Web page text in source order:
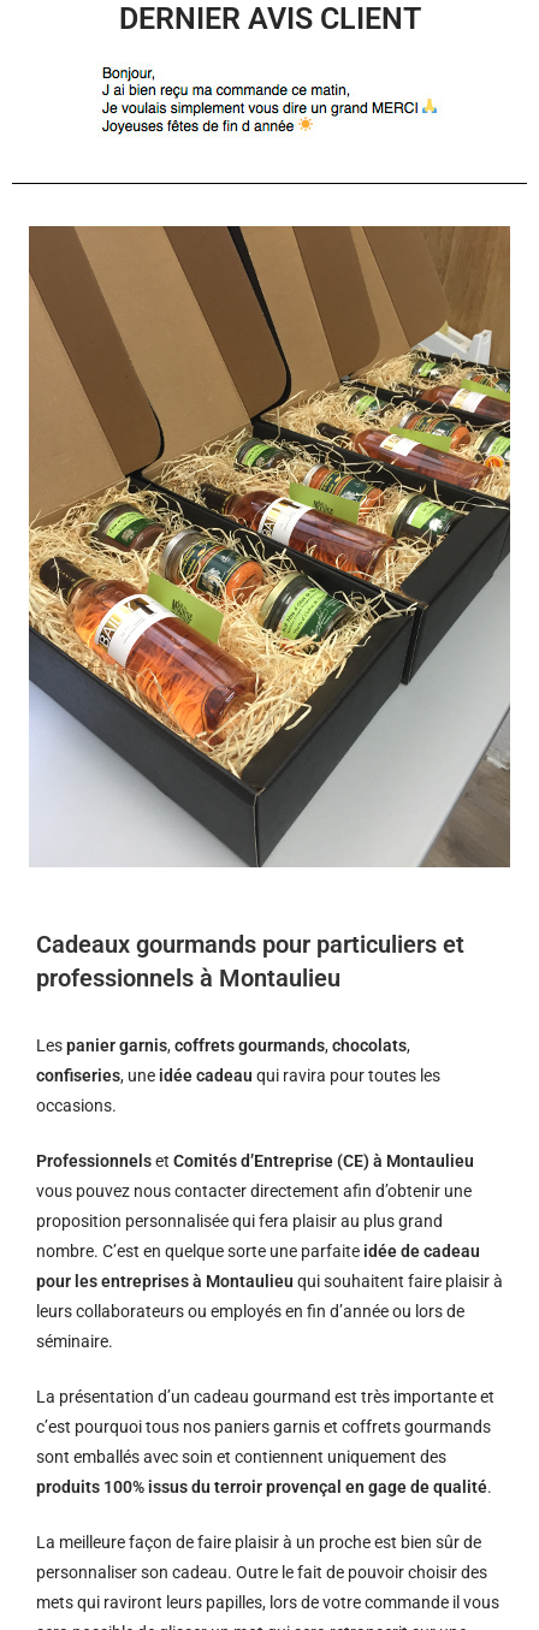
DERNIER AVIS CLIENT
Cadeaux gourmands pour particuliers et
professionnels à Montaulieu
Lespanier garnis,coffrets gourmands,chocolats,
confiseries, une idée cadeau qui ravira pour toutes les
occasions.
Professionnelset Comités d’Entreprise (CE) à Montaulieu
vous pouvez nous contacter directement afin d’obtenir une
proposition personnalisée qui fera plaisir au plus grand
nombre. C’est en quelque sorte une parfaite idée de cadeau
pour les entreprises à Montaulieu qui souhaitent faire plaisir à
leurs collaborateurs ou employés en fin d’année ou lors de
séminaire.
La présentation d’un cadeau gourmand est très importante et
c’est pourquoi tous nos paniers garnis et coffrets gourmands
sont emballés avec soin et contiennent uniquement des
produits 100% issus du terroir provençal en gage de qualité.
La meilleure façon de faire plaisir à un proche est bien sûr de
personnaliser son cadeau. Outre le fait de pouvoir choisir des
mets qui raviront leurs papilles, lors de votre commande il vous